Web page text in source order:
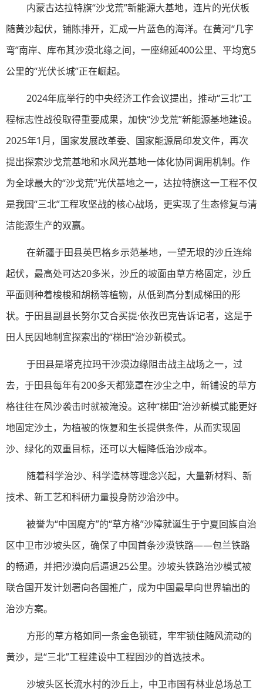
内蒙古达拉特旗“沙戈荒”新能源大基地，连片的光伏板
随黄沙起伏，铺陈排开，汇成一片蓝色的海洋。在黄河“几字
弯”南岸、库布其沙漠北缘之间，一座绵延400公里、平均宽5
公里的“光伏长城”正在崛起。
2024年底举行的中央经济工作会议提出，推动“三北”工
程标志性战役取得重要成果，加快“沙戈荒”新能源基地建设。
2025年1月，国家发展改革委、国家能源局印发文件，再次
提出探索沙戈荒基地和水风光基地一体化协同调用机制。作
为全球最大的“沙戈荒”光伏基地之一，达拉特旗这一工程不仅
是我国“三北”工程攻坚战的核心战场，更实现了生态修复与清
洁能源生产的双赢。
在新疆于田县英巴格乡示范基地，一望无垠的沙丘连绵
起伏，最高处可达20多米，沙丘的坡面由草方格固定，沙丘
平面则种着梭梭和胡杨等植物，从低到高分割成梯田的形
状。于田县副县长努尔艾合买提·依孜巴克告诉记者，这是于
田人民因地制宜探索出的“梯田”治沙新模式。
于田县是塔克拉玛干沙漠边缘阻击战主战场之一，过
去，于田县每年有200多天都笼罩在沙尘之中，新铺设的草方
格往往在风沙袭击时就被淹没。这种“梯田”治沙新模式能更好
地固定沙土，为植被的恢复和生长提供条件，从而实现固
沙、绿化的双重目标，还可以大幅降低治沙成本。
随着科学治沙、科学造林等理念兴起，大量新材料、新
技术、新工艺和科研力量投身防沙治沙中。
被誉为“中国魔方”的“草方格”沙障就诞生于宁夏回族自治
区中卫市沙坡头区，确保了中国首条沙漠铁路——包兰铁路
的畅通，并把沙漠向后逼退25公里。沙坡头铁路治沙模式被
联合国开发计划署向各国推广，成为中国最早向世界输出的
治沙方案。
方形的草方格如同一条金色锁链，牢牢锁住随风流动的
黄沙，是“三北”工程建设中工程固沙的首选技术。
沙坡头区长流水村的沙丘上，中卫市国有林业总场总工